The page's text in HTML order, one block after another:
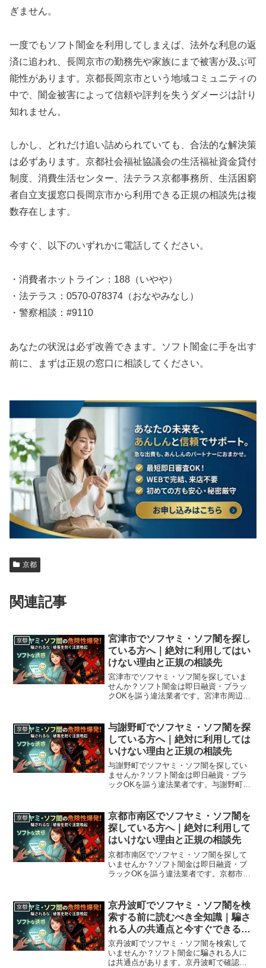
ぎません。
一度でもソフト闇金を利用してしまえば、法外な利息の返
済に追われ、長岡京市の勤務先や家族にまで被害が及ぶ可
能性があります。京都長岡京市という地域コミュニティの
中で、闇金被害によって信頼や評判を失うダメージは計り
知れません。
しかし、どれだけ追い詰められていても、合法的な解決策
は必ずあります。京都社会福祉協議会の生活福祉資金貸付
制度、消費生活センター、法テラス京都事務所、生活困窮
者自立支援窓口長岡京市から利用できる正規の相談先は複
数存在します。
今すぐ、以下のいずれかに電話してください。
・消費者ホットライン：188（いやや）
・法テラス：0570-078374（おなやみなし）
・警察相談：#9110
あなたの状況は必ず改善できます。ソフト闇金に手を出す
前に、まずは正規の窓口に相談してください。
京都
関連記事
京都
宮津市でソフヤミ・ソフ闇を探し
ている方へ｜絶対に利用してはい
けない理由と正規の相談先
宮津市でソフヤミ・ソフ闇を探していま
せんか？ソフト闇金は即日融資・ブラッ
クOKを謳う違法業者です。宮津市周辺で
読みください。
京都
与謝野町でソフヤミ・ソフ闇を探
している方へ｜絶対に利用しては
いけない理由と正規の相談先
与謝野町でソフヤミ・ソフ闇を探してい
ませんか？ソフト闇金は即日融資・ブラ
ックOKを謳う違法業者です。与謝野町周
ずお読みください。
京都
京都市南区でソフヤミ・ソフ闇を
探している方へ｜絶対に利用して
はいけない理由と正規の相談先
京都市南区でソフヤミ・ソフ闇を探して
いませんか？ソフト闇金は即日融資・ブ
ラックOKを謳う違法業者です。京都市南
に必ずお読みください。
京都
京丹波町でソフヤミ・ソフ闇を検
索する前に読むべき全知識｜騙さ
れる人の共通点と今すぐできる解
決策
京丹波町でソフヤミ・ソフ闇を検索して
いませんか？ソフト闇金に騙される人に
は共通点があります。京丹波町で確認さ